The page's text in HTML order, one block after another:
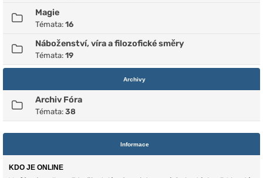
Magie
Témata: 16
Náboženství, víra a filozofické směry
Témata: 19
Archivy
Archiv Fóra
Témata: 38
Informace
KDO JE ONLINE